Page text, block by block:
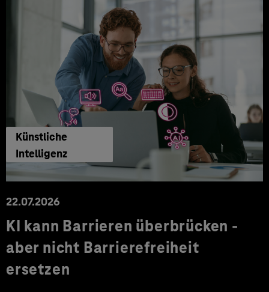
Künstliche
Intelligenz
22.07.2026
KI kann Barrieren überbrücken -
aber nicht Barrierefreiheit
ersetzen